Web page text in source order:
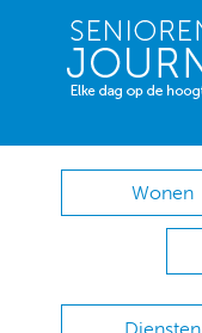
Wonen
Diensten